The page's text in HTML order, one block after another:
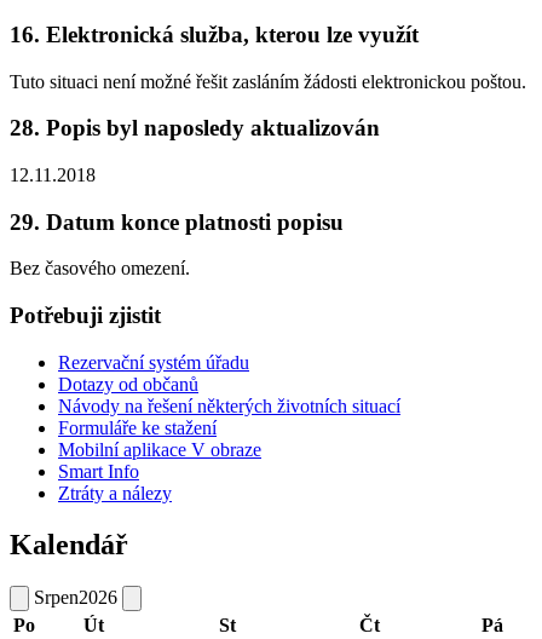
16. Elektronická služba, kterou lze využít
Tuto situaci není možné řešit zasláním žádosti elektronickou poštou.
28. Popis byl naposledy aktualizován
12.11.2018
29. Datum konce platnosti popisu
Bez časového omezení.
Potřebuji zjistit
Rezervační systém úřadu
Dotazy od občanů
Návody na řešení některých životních situací
Formuláře ke stažení
Mobilní aplikace V obraze
Smart Info
Ztráty a nálezy
Kalendář
Srpen2026
Po
Út St Čt Pá